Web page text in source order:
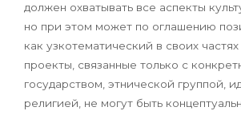
должен охватывать все аспекты
но при этом может по оглашению
как узкотематический в своих
проекты, связанные только с
государством, этнической группой,
религией, не могут быть